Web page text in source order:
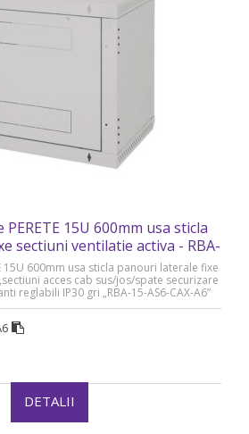
PERETE 15U 600mm usa sticla
sectiuni ventilatie activa - RBA-
15-AS6-CAX-A6
15U 600mm usa sticla panouri laterale fixe
acces cab sus/jos/spate securizare
reglabili IP30 gri „RBA-15-AS6-CAX-A6”
DETALII